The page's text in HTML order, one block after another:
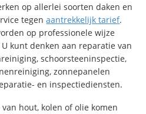
op allerlei soorten daken en
tegenaantrekkelijk tarief.
op professionele wijze
kunt denken aan reparatie van
schoorsteeninspectie,
zonnepanelen
en inspectiediensten.
hout, kolen of olie komen